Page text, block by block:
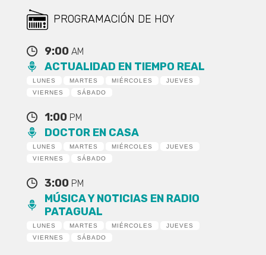
PROGRAMACIÓN DE HOY
9:00 AM
ACTUALIDAD EN TIEMPO REAL
LUNES MARTES MIÉRCOLES
JUEVES
VIERNES
SÁBADO
1:00 PM
DOCTOR EN CASA
LUNES MARTES MIÉRCOLES
JUEVES
VIERNES
SÁBADO
3:00 PM
MÚSICA Y NOTICIAS EN RADIO
PATAGUAL
LUNES MARTES MIÉRCOLES
JUEVES
VIERNES
SÁBADO